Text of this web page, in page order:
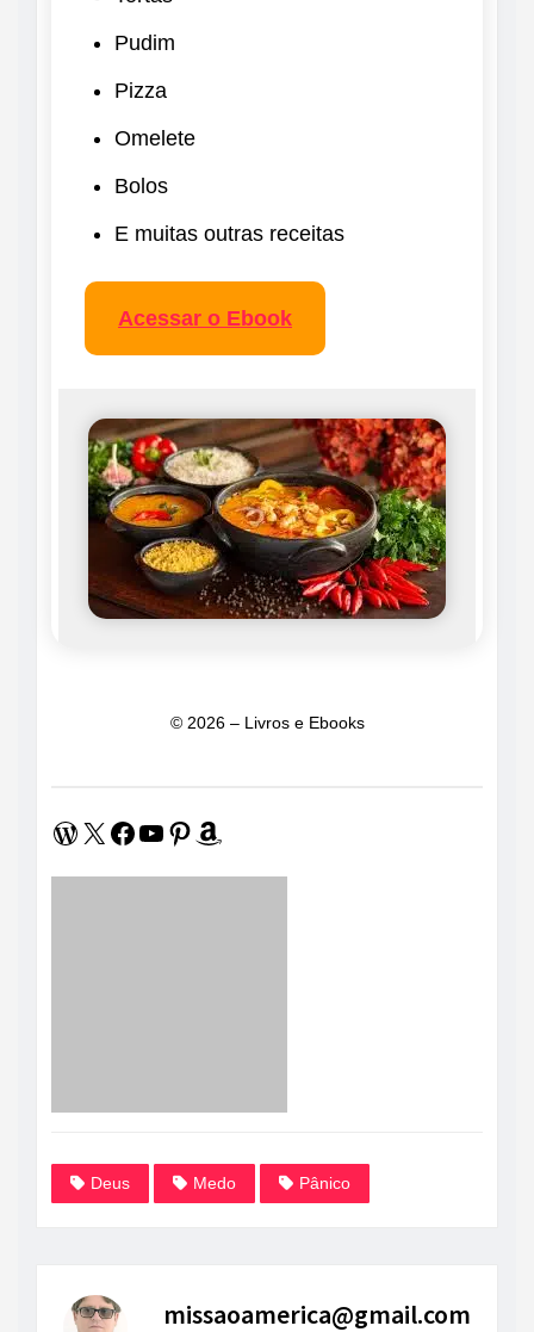
Pudim
Pizza
Omelete
Bolos
E muitas outras receitas
Acessar o Ebook
© 2026 – Livros e Ebooks
WordPress X Facebook Youtube Pinterest Amazon
Deus Medo Pânico
missaoamerica@gmail.com